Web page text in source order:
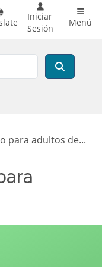
Iniciar
Sesión
Menú
ayuda a la
para adultos de...